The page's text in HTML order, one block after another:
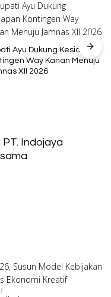
Ayu Dukung Kesiapan
Way Kanan Menuju
XII 2026
Indojaya